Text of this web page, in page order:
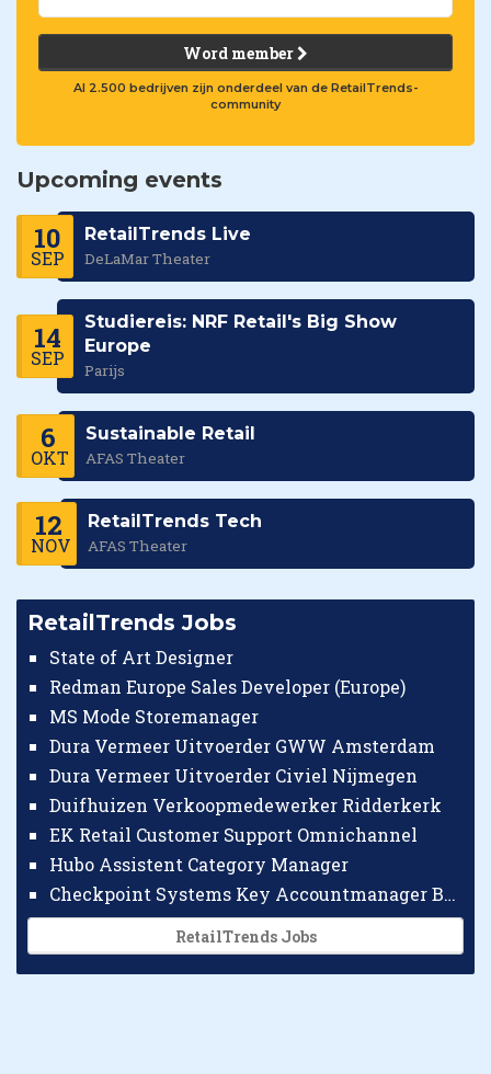
Word member
Al 2.500 bedrijven zijn onderdeel van de RetailTrends-
community
Upcoming events
10
SEP
RetailTrends Live
DeLaMar Theater
14
SEP
Studiereis: NRF Retail's Big Show
Europe
Parijs
6
OKT
Sustainable Retail
AFAS Theater
12
NOV
RetailTrends Tech
AFAS Theater
RetailTrends Jobs
State of Art Designer
Redman Europe Sales Developer (Europe)
MS Mode Storemanager
Dura Vermeer Uitvoerder GWW Amsterdam
Dura Vermeer Uitvoerder Civiel Nijmegen
Duifhuizen Verkoopmedewerker Ridderkerk
EK Retail Customer Support Omnichannel
Hubo Assistent Category Manager
Checkpoint Systems Key Accountmanager Benelux
RetailTrends Jobs